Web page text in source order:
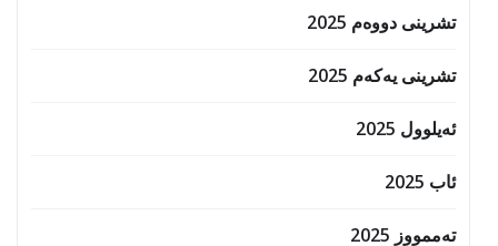
تشرینی دووەم 2025
تشرینی یەکەم 2025
ئەیلوول 2025
ئاب 2025
تەممووز 2025